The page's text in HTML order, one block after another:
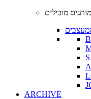
מותגים מובילים
ARCHIVE